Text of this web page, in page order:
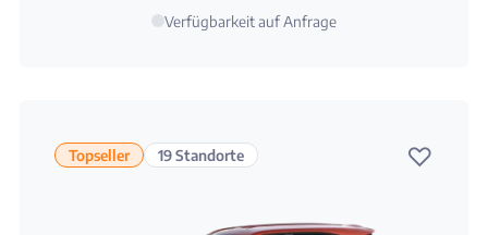
Verfügbarkeit auf Anfrage
Topseller 19 Standorte ♡